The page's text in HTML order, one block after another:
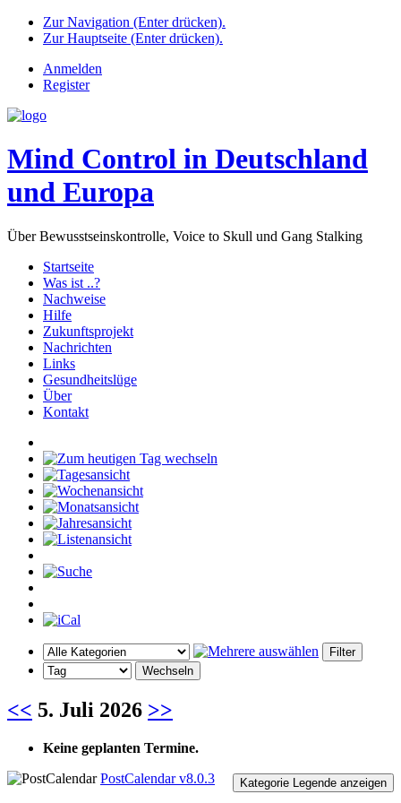
Zur Navigation (Enter drücken).
Zur Hauptseite (Enter drücken).
Anmelden
Register
Mind Control in Deutschland
und Europa
Über Bewusstseinskontrolle, Voice to Skull und Gang Stalking
Startseite
Was ist ..?
Nachweise
Hilfe
Zukunftsprojekt
Nachrichten
Links
Gesundheitslüge
Über
Kontakt
<< 5. Juli 2026 >>
Keine geplanten Termine.
Kategorie Legende anzeigen
PostCalendar v8.0.3